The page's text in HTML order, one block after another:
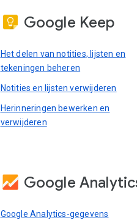
Google Keep
Het delen van notities, lijsten en
tekeningen beheren
Notities en lijsten verwijderen
Herinneringen bewerken en
verwijderen
Google
Google Analytics-gegevens